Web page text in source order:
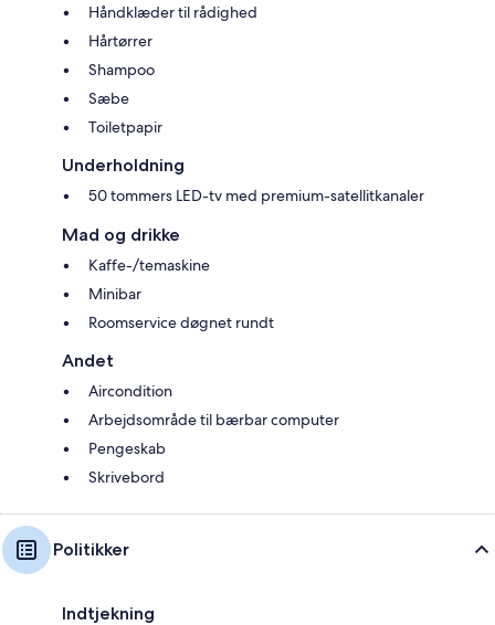
Håndklæder til rådighed
Hårtørrer
Shampoo
Sæbe
Toiletpapir
Underholdning
50 tommers LED-tv med premium-satellitkanaler
Mad og drikke
Kaffe-/temaskine
Minibar
Roomservice døgnet rundt
Andet
Aircondition
Arbejdsområde til bærbar computer
Pengeskab
Skrivebord
Politikker
Indtjekning